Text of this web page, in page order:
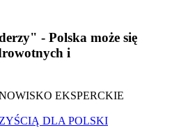
- Polska może się
i
EKSPERCKIE
DLA POLSKI